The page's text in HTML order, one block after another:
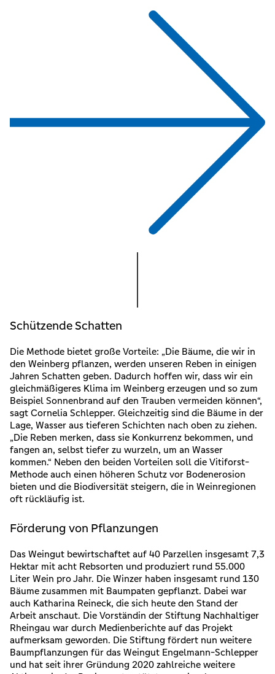
Schützende Schatten
Die Methode bietet große Vorteile: „Die Bäume, die wir in
den Weinberg pflanzen, werden unseren Reben in einigen
Jahren Schatten geben. Dadurch hoffen wir, dass wir ein
gleichmäßigeres Klima im Weinberg erzeugen und so zum
Beispiel Sonnenbrand auf den Trauben vermeiden können“,
sagt Cornelia Schlepper. Gleichzeitig sind die Bäume in der
Lage, Wasser aus tieferen Schichten nach oben zu ziehen.
„Die Reben merken, dass sie Konkurrenz bekommen, und
fangen an, selbst tiefer zu wurzeln, um an Wasser
kommen.“ Neben den beiden Vorteilen soll die Vitiforst-
Methode auch einen höheren Schutz vor Bodenerosion
bieten und die Biodiversität steigern, die in Weinregionen
oft rückläufig ist.
Förderung von Pflanzungen
Das Weingut bewirtschaftet auf 40 Parzellen insgesamt 7,3
Hektar mit acht Rebsorten und produziert rund 55.000
Liter Wein pro Jahr. Die Winzer haben insgesamt rund 130
Bäume zusammen mit Baumpaten gepflanzt. Dabei war
auch Katharina Reineck, die sich heute den Stand der
Arbeit anschaut. Die Vorständin der Stiftung Nachhaltiger
Rheingau war durch Medienberichte auf das Projekt
aufmerksam geworden. Die Stiftung fördert nun weitere
Baumpflanzungen für das Weingut Engelmann-Schlepper
und hat seit ihrer Gründung 2020 zahlreiche weitere